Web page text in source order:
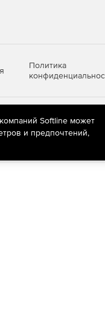
Политика
технологии
на
Softline может
и предпочтений,